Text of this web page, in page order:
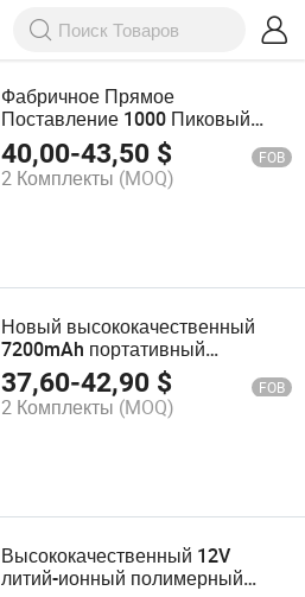
Фабричное Прямое
Поставление 1000 Пиковый
АМП Автомобильный Запускной
Устройство 12V Источник
Энергии Автомобильный
40,00-43,50 $ FOB
2 Комплекты (MOQ)
Новый высококачественный
7200mAh портативный
автомобильный
аккумуляторный бустер
37,60-42,90 $ FOB
2 Комплекты (MOQ)
Высококачественный 12V
литий-ионный полимерный